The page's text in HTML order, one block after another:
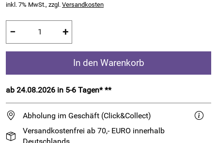
inkl. 7% MwSt., zzgl. Versandkosten
− +
In den Warenkorb
ab 24.08.2026 in 5-6 Tagen* **
Abholung im Geschäft (Click&Collect)
Versandkostenfrei ab 70,- EURO innerhalb